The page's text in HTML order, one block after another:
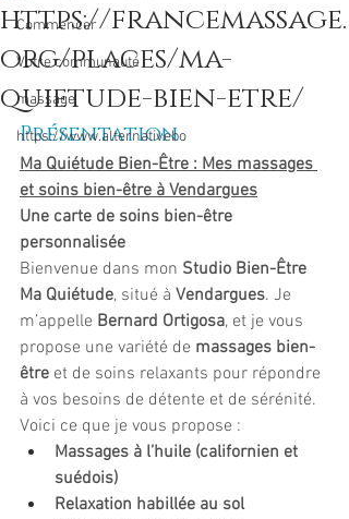
Commencer
Votre communauté
massage
https://www.alternativebo
https://francemassage.
org/places/ma-
quietude-bien-etre/
Présentation
Ma Quiétude Bien-Être : Mes massages
et soins bien-être à Vendargues
Une carte de soins bien-être
personnalisée
Bienvenue dans mon Studio Bien-Être
Ma Quiétude, situé à Vendargues. Je
m’appelle Bernard Ortigosa, et je vous
propose une variété de massages bien-
être et de soins relaxants pour répondre
à vos besoins de détente et de sérénité.
Voici ce que je vous propose :
Massages à l’huile (californien et
suédois)
Relaxation habillée au sol